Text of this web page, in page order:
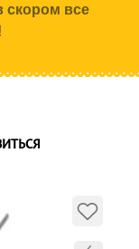
скором все